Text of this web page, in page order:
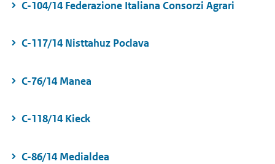
C-104/14 Federazione Italiana Consorzi Agrari
C-117/14 Nisttahuz Poclava
C-76/14 Manea
C-118/14 Kieck
C-86/14 Medialdea